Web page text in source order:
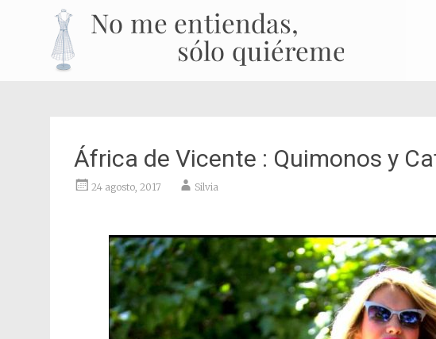
No
África de Vicente : Quimonos y
24 agosto, 2017 Silvia